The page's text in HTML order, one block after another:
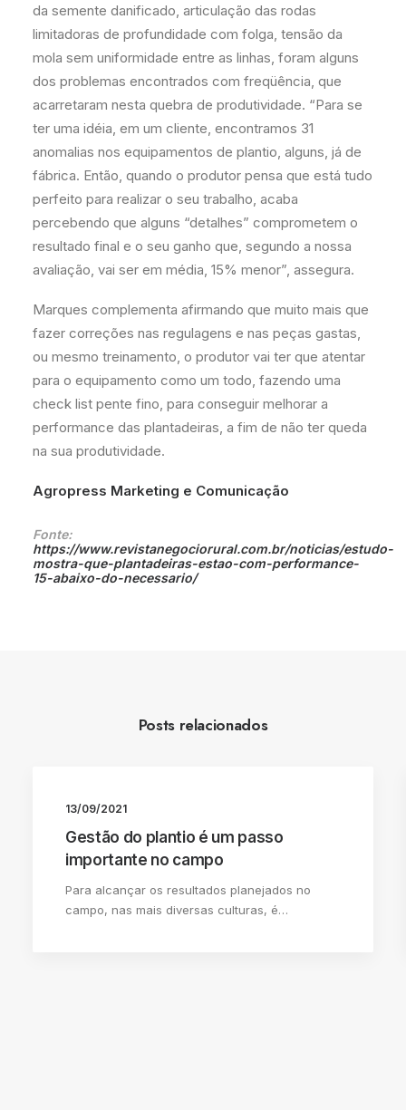
da semente danificado, articulação das rodas
limitadoras de profundidade com folga, tensão da
mola sem uniformidade entre as linhas, foram alguns
dos problemas encontrados com freqüência, que
acarretaram nesta quebra de produtividade. “Para se
ter uma idéia, em um cliente, encontramos 31
anomalias nos equipamentos de plantio, alguns, já de
fábrica. Então, quando o produtor pensa que está tudo
perfeito para realizar o seu trabalho, acaba
percebendo que alguns “detalhes” comprometem o
resultado final e o seu ganho que, segundo a nossa
avaliação, vai ser em média, 15% menor”, assegura.
Marques complementa afirmando que muito mais que
fazer correções nas regulagens e nas peças gastas,
ou mesmo treinamento, o produtor vai ter que atentar
para o equipamento como um todo, fazendo uma
check list pente fino, para conseguir melhorar a
performance das plantadeiras, a fim de não ter queda
na sua produtividade.
Agropress Marketing e Comunicação
Fonte:
https://www.revistanegociorural.com.br/noticias/estudo-
mostra-que-plantadeiras-estao-com-performance-
15-abaixo-do-necessario/
Posts relacionados
13/09/2021
Gestão do plantio é um passo
importante no campo
Para alcançar os resultados planejados no
campo, nas mais diversas culturas, é…